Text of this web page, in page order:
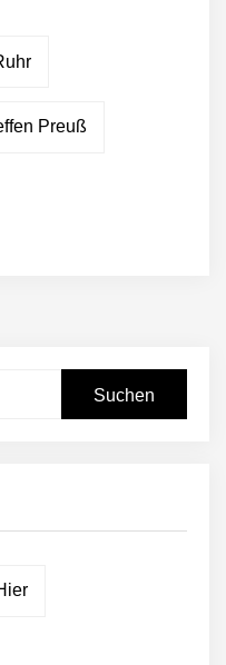
Preuß